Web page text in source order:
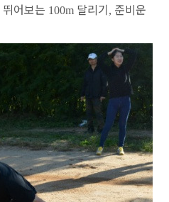
어보는 100m 달리기, 준비운